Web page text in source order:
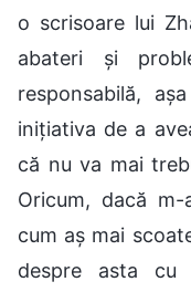
o scrisoare lui
abateri și
responsabilă,
inițiativa de a
că nu va mai
Oricum, dacă
cum aș mai
despre asta cu